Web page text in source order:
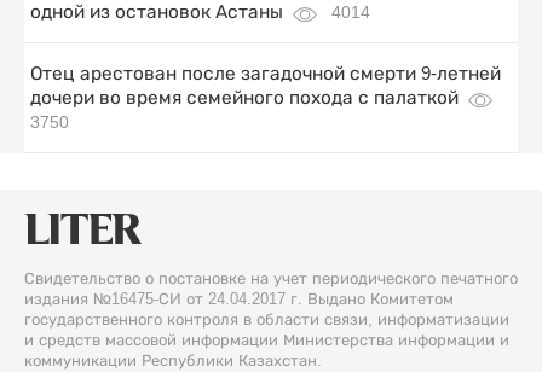
одной из остановок Астаны
4014
Отец арестован после загадочной смерти 9-летней
дочери во время семейного похода с палаткой
3750
Свидетельство о постановке на учет периодического печатного
издания №16475-СИ от 24.04.2017 г. Выдано Комитетом
государственного контроля в области связи, информатизации
и средств массовой информации Министерства информации и
коммуникации Республики Казахстан.